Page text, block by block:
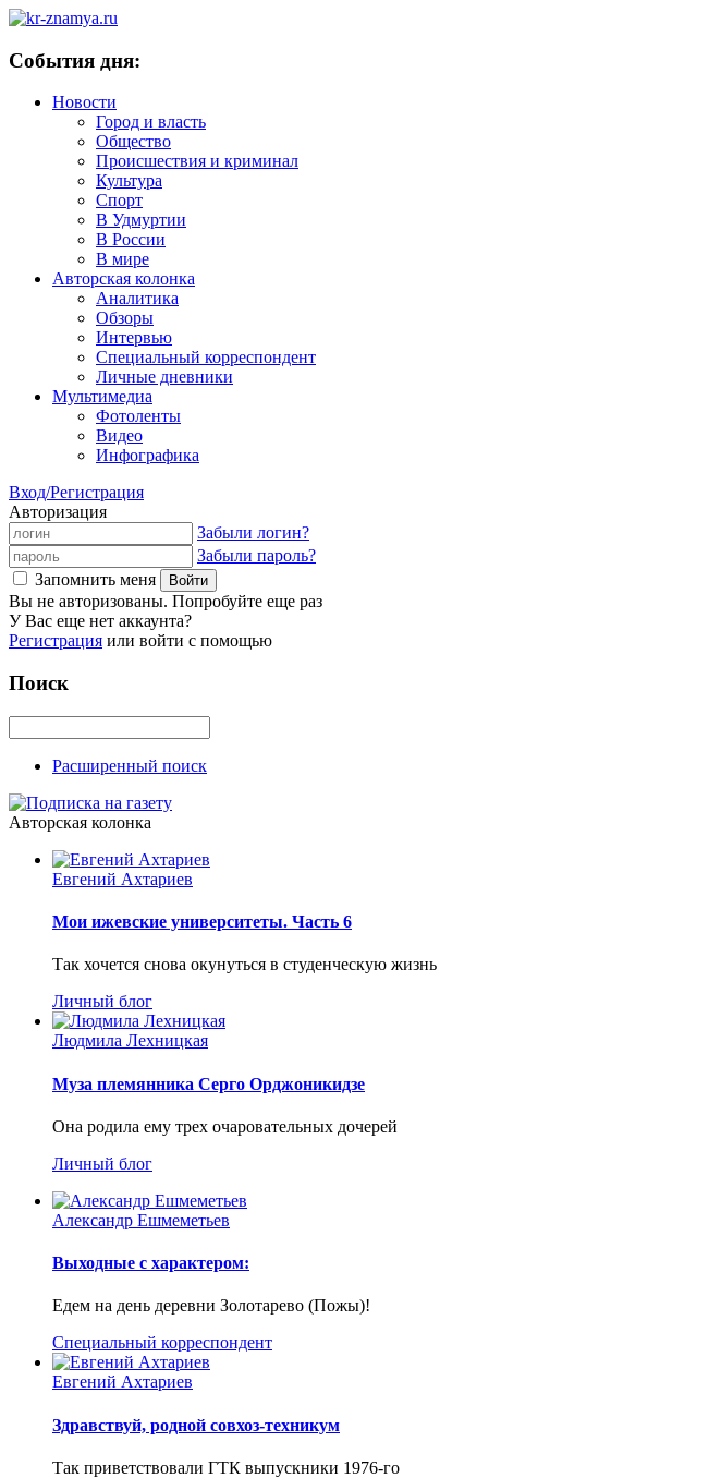
События дня:
Новости
Город и власть
Общество
Происшествия и криминал
Культура
Спорт
В Удмуртии
В России
В мире
Авторская колонка
Аналитика
Обзоры
Интервью
Специальный корреспондент
Личные дневники
Мультимедиа
Фотоленты
Видео
Инфографика
Вход/Регистрация
Авторизация
Забыли логин?
Забыли пароль?
Запомнить меня
Вы не авторизованы. Попробуйте еще раз
У Вас еще нет аккаунта?
Регистрация или войти с помощью
Поиск
Расширенный поиск
Авторская колонка
Евгений Ахтариев
Мои ижевские университеты. Часть 6
Так хочется снова окунуться в студенческую жизнь
Личный блог
Людмила Лехницкая
Муза племянника Серго Орджоникидзе
Она родила ему трех очаровательных дочерей
Личный блог
Александр Ешмеметьев
Выходные с характером:
Едем на день деревни Золотарево (Пожы)!
Специальный корреспондент
Евгений Ахтариев
Здравствуй, родной совхоз-техникум
Так приветствовали ГТК выпускники 1976-го